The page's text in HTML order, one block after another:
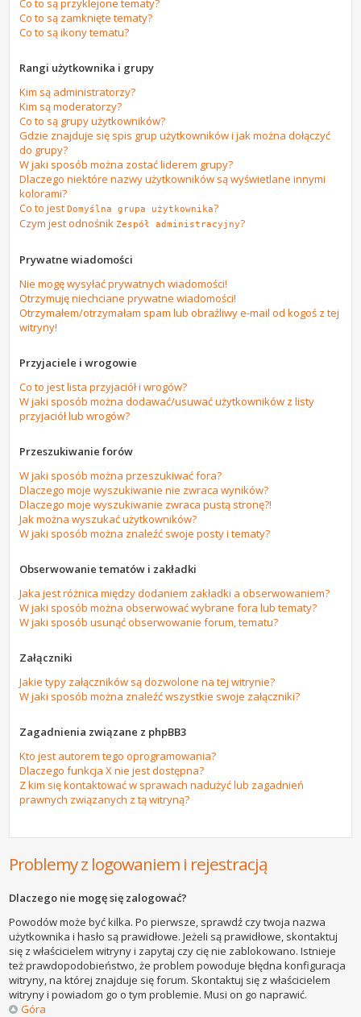
Co to są przyklejone tematy?
Co to są zamknięte tematy?
Co to są ikony tematu?
Rangi użytkownika i grupy
Kim są administratorzy?
Kim są moderatorzy?
Co to są grupy użytkowników?
Gdzie znajduje się spis grup użytkowników i jak można dołączyć
do grupy?
W jaki sposób można zostać liderem grupy?
Dlaczego niektóre nazwy użytkowników są wyświetlane innymi
kolorami?
Co to jestDomyślna grupa użytkownika?
Czym jest odnośnikZespół administracyjny?
Prywatne wiadomości
Nie mogę wysyłać prywatnych wiadomości!
Otrzymuję niechciane prywatne wiadomości!
Otrzymałem/otrzymałam spam lub obraźliwy e-mail od kogoś z tej
witryny!
Przyjaciele i wrogowie
Co to jest lista przyjaciół i wrogów?
W jaki sposób można dodawać/usuwać użytkowników z listy
przyjaciół lub wrogów?
Przeszukiwanie forów
W jaki sposób można przeszukiwać fora?
Dlaczego moje wyszukiwanie nie zwraca wyników?
Dlaczego moje wyszukiwanie zwraca pustą stronę?!
Jak można wyszukać użytkowników?
W jaki sposób można znaleźć swoje posty i tematy?
Obserwowanie tematów i zakładki
Jaka jest różnica między dodaniem zakładki a obserwowaniem?
W jaki sposób można obserwować wybrane fora lub tematy?
W jaki sposób usunąć obserwowanie forum, tematu?
Załączniki
Jakie typy załączników są dozwolone na tej witrynie?
W jaki sposób można znaleźć wszystkie swoje załączniki?
Zagadnienia związane z phpBB3
Kto jest autorem tego oprogramowania?
Dlaczego funkcja X nie jest dostępna?
Z kim się kontaktować w sprawach nadużyć lub zagadnień
prawnych związanych z tą witryną?
Problemy z logowaniem i rejestracją
Dlaczego nie mogę się zalogować?
Powodów może być kilka. Po pierwsze, sprawdź czy twoja nazwa
użytkownika i hasło są prawidłowe. Jeżeli są prawidłowe, skontaktuj
się z właścicielem witryny i zapytaj czy cię nie zablokowano. Istnieje
też prawdopodobieństwo, że problem powoduje błędna konfiguracja
witryny, na której znajduje się forum. Skontaktuj się z właścicielem
witryny i powiadom go o tym problemie. Musi on go naprawić.
Góra